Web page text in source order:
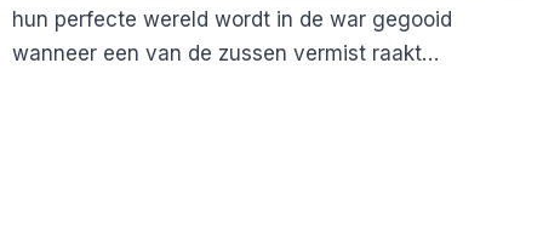
hun perfecte wereld wordt in de war gegooid
wanneer een van de zussen vermist raakt…